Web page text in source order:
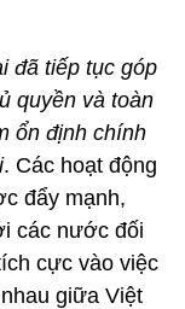
đã tiếp tục góp
ủ quyền và toàn
ổn định chính
i. Các hoạt động
đẩy mạnh,
các nước đối
cực vào việc
giữa Việt